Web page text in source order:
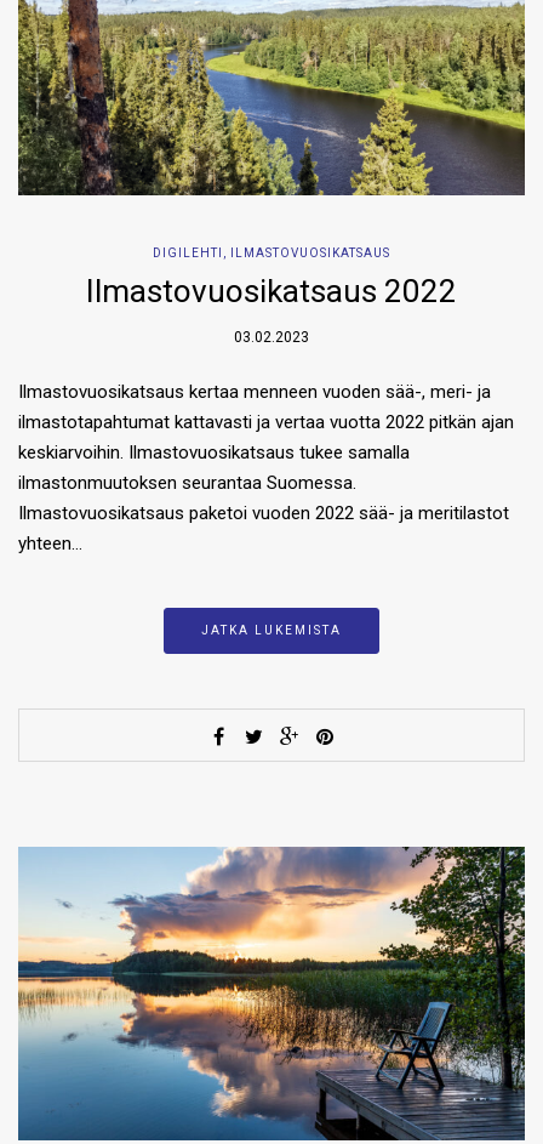
DIGILEHTI ILMASTOVUOSIKATSAUS
Ilmastovuosikatsaus 2022
03.02.2023
Ilmastovuosikatsaus kertaa menneen vuoden sää-, meri- ja
ilmastotapahtumat kattavasti ja vertaa vuotta 2022 pitkän ajan
keskiarvoihin. Ilmastovuosikatsaus tukee samalla
ilmastonmuutoksen seurantaa Suomessa.
Ilmastovuosikatsaus paketoi vuoden 2022 sää- ja meritilastot
yhteen…
JATKA LUKEMISTA